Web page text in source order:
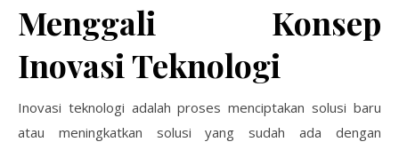
Menggali Konsep
Inovasi Teknologi
Inovasi teknologi adalah proses menciptakan solusi baru
atau meningkatkan solusi yang sudah ada dengan